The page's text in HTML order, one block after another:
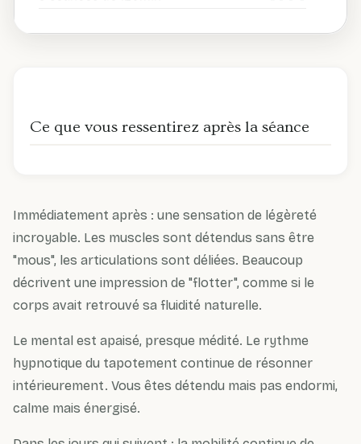
Ce que vous ressentirez après la séance
Immédiatement après : une sensation de légèreté
incroyable. Les muscles sont détendus sans être
"mous", les articulations sont déliées. Beaucoup
décrivent une impression de "flotter", comme si le
corps avait retrouvé sa fluidité naturelle.
Le mental est apaisé, presque médité. Le rythme
hypnotique du tapotement continue de résonner
intérieurement. Vous êtes détendu mais pas endormi,
calme mais énergisé.